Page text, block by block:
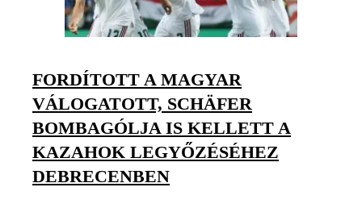
FORDÍTOTT A MAGYAR
VÁLOGATOTT, SCHÄFER
BOMBAGÓLJA IS KELLETT A
KAZAHOK LEGYŐZÉSÉHEZ
DEBRECENBEN